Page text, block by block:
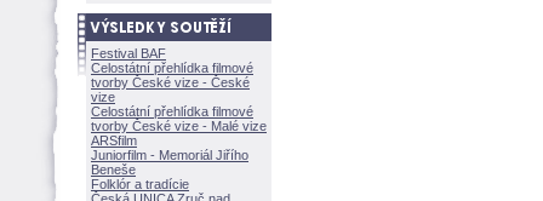
Festival BAF
Celostátní přehlídka filmové
tvorby České vize - České
vize
Celostátní přehlídka filmové
tvorby České vize - Malé vize
ARSfilm
Juniorfilm - Memoriál Jiřího
Beneše
Folklór a tradície